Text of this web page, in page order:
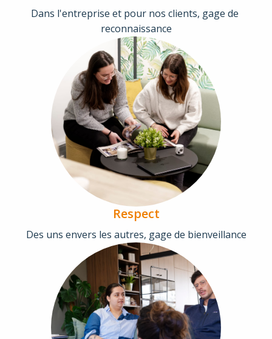
Dans l'entreprise et pour nos clients, gage de
reconnaissance
Respect
Des uns envers les autres, gage de bienveillance